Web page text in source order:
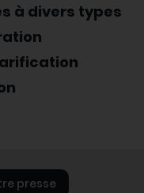
à divers types
presse